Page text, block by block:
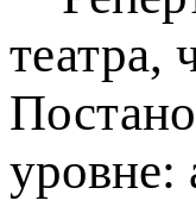
театра,
уровне: